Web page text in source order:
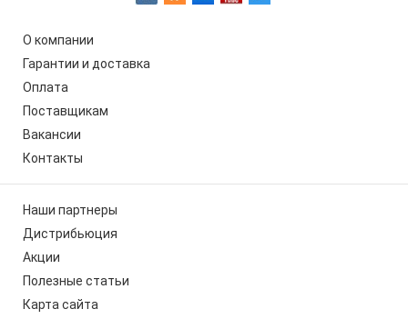
О компании
Гарантии и доставка
Оплата
Поставщикам
Вакансии
Контакты
Наши партнеры
Дистрибьюция
Акции
Полезные статьи
Карта сайта